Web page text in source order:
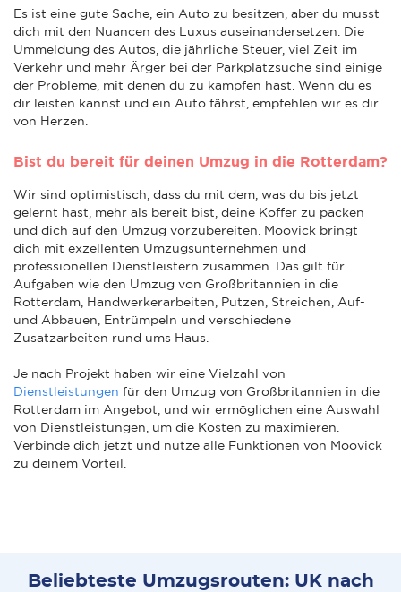
Es ist eine gute Sache, ein Auto zu besitzen, aber du musst
dich mit den Nuancen des Luxus auseinandersetzen. Die
Ummeldung des Autos, die jährliche Steuer, viel Zeit im
Verkehr und mehr Ärger bei der Parkplatzsuche sind einige
der Probleme, mit denen du zu kämpfen hast. Wenn du es
dir leisten kannst und ein Auto fährst, empfehlen wir es dir
von Herzen.
Bist du bereit für deinen Umzug in die Rotterdam?
Wir sind optimistisch, dass du mit dem, was du bis jetzt
gelernt hast, mehr als bereit bist, deine Koffer zu packen
und dich auf den Umzug vorzubereiten. Moovick bringt
dich mit exzellenten Umzugsunternehmen und
professionellen Dienstleistern zusammen. Das gilt für
Aufgaben wie den Umzug von Großbritannien in die
Rotterdam, Handwerkerarbeiten, Putzen, Streichen, Auf-
und Abbauen, Entrümpeln und verschiedene
Zusatzarbeiten rund ums Haus.
Je nach Projekt haben wir eine Vielzahl von
Dienstleistungen für den Umzug von Großbritannien in die
Rotterdam im Angebot, und wir ermöglichen eine Auswahl
von Dienstleistungen, um die Kosten zu maximieren.
Verbinde dich jetzt und nutze alle Funktionen von Moovick
zu deinem Vorteil.
Beliebteste Umzugsrouten: UK nach